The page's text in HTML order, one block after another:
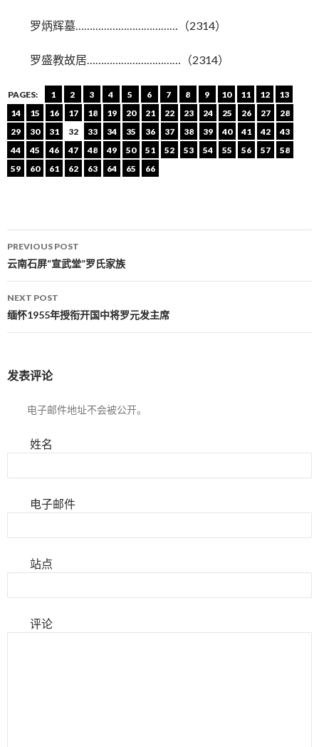
罗炳辉墓………………………………（2314）
罗盛教故居……………………………（2314）
PAGES: 1 2 3 4 5 6 7 8 9 10 11 12
13
14
15 16 17 18 19 20 21 22 23 24 25 26 27
28
29
30 31 32 33 34 35 36 37 38 39 40 41 42
43
44
45 46 47 48 49 50 51 52 53 54 55 56 57
58
59
60 61 62 63 64 65 66
Post navigation
PREVIOUS POST
云南石屏“宣武堂”罗氏家族
NEXT POST
缅怀1955年授衔开国中将罗元发主席
发表评论
电子邮件地址不会被公开。
姓名
电子邮件
站点
评论